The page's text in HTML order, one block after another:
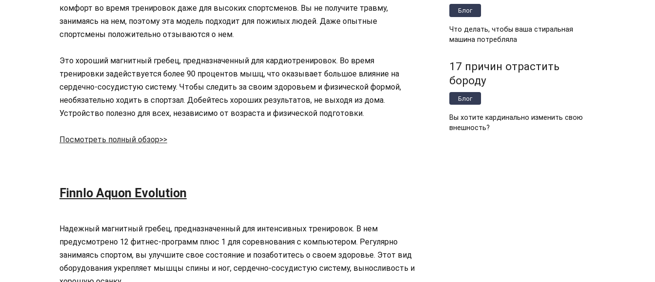
комфорт во время тренировок даже для высоких спортсменов. Вы не получите травму,
занимаясь на нем, поэтому эта модель подходит для пожилых людей. Даже опытные
спортсмены положительно отзываются о нем.
Это хороший магнитный гребец, предназначенный для кардиотренировок. Во время
тренировки задействуется более 90 процентов мышц, что оказывает большое влияние на
сердечно-сосудистую систему. Чтобы следить за своим здоровьем и физической формой,
необязательно ходить в спортзал. Добейтесь хороших результатов, не выходя из дома.
Устройство полезно для всех, независимо от возраста и физической подготовки.
Посмотреть полный обзор>>
Finnlo Aquon Evolution
Надежный магнитный гребец, предназначенный для интенсивных тренировок. В нем
предусмотрено 12 фитнес-программ плюс 1 для соревнования с компьютером. Регулярно
занимаясь спортом, вы улучшите свое состояние и позаботитесь о своем здоровье. Этот вид
оборудования укрепляет мышцы спины и ног, сердечно-сосудистую систему, выносливость и
Блог
Что делать, чтобы ваша стиральная
машина потребляла
17 причин отрастить
бороду
Блог
Вы хотите кардинально изменить свою
внешность?